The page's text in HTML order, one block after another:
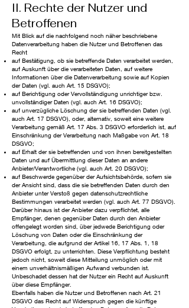
II. Rechte der Nutzer und
Betroffenen
Mit Blick auf die nachfolgend noch näher beschriebene
Datenverarbeitung haben die Nutzer und Betroffenen das
Recht
auf Bestätigung, ob sie betreffende Daten verarbeitet werden,
auf Auskunft über die verarbeiteten Daten, auf weitere
Informationen über die Datenverarbeitung sowie auf Kopien
der Daten (vgl. auch Art. 15 DSGVO);
auf Berichtigung oder Vervollständigung unrichtiger bzw.
unvollständiger Daten (vgl. auch Art. 16 DSGVO);
auf unverzügliche Löschung der sie betreffenden Daten (vgl.
auch Art. 17 DSGVO), oder, alternativ, soweit eine weitere
Verarbeitung gemäß Art. 17 Abs. 3 DSGVO erforderlich ist, auf
Einschränkung der Verarbeitung nach Maßgabe von Art. 18
DSGVO;
auf Erhalt der sie betreffenden und von ihnen bereitgestellten
Daten und auf Übermittlung dieser Daten an andere
Anbieter/Verantwortliche (vgl. auch Art. 20 DSGVO);
auf Beschwerde gegenüber der Aufsichtsbehörde, sofern sie
der Ansicht sind, dass die sie betreffenden Daten durch den
Anbieter unter Verstoß gegen datenschutzrechtliche
Bestimmungen verarbeitet werden (vgl. auch Art. 77 DSGVO).
Darüber hinaus ist der Anbieter dazu verpflichtet, alle
Empfänger, denen gegenüber Daten durch den Anbieter
offengelegt worden sind, über jedwede Berichtigung oder
Löschung von Daten oder die Einschränkung der
Verarbeitung, die aufgrund der Artikel 16, 17 Abs. 1, 18
DSGVO erfolgt, zu unterrichten. Diese Verpflichtung besteht
jedoch nicht, soweit diese Mitteilung unmöglich oder mit
einem unverhältnismäßigen Aufwand verbunden ist.
Unbeschadet dessen hat der Nutzer ein Recht auf Auskunft
über diese Empfänger.
Ebenfalls haben die Nutzer und Betroffenen nach Art. 21
DSGVO das Recht auf Widerspruch gegen die künftige